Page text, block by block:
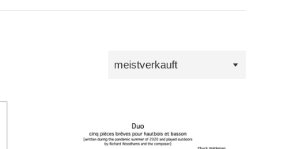
Sortieren